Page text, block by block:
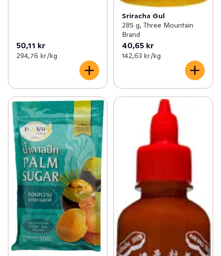
50,11 kr
294,76 kr /kg
Sriracha Gul
285 g, Three Mountain
Brand
40,65 kr
142,63 kr /kg